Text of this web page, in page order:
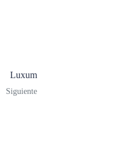
Luxum
Siguiente